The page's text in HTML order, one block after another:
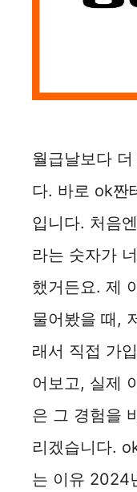
월급날보다
다. 바로 ok짠
입니다. 처음
라는 숫자가
했거든요. 제
물어봤을 때,
래서 직접 가
어보고, 실제
은 그 경험을
리겠습니다.
는 이유 2024